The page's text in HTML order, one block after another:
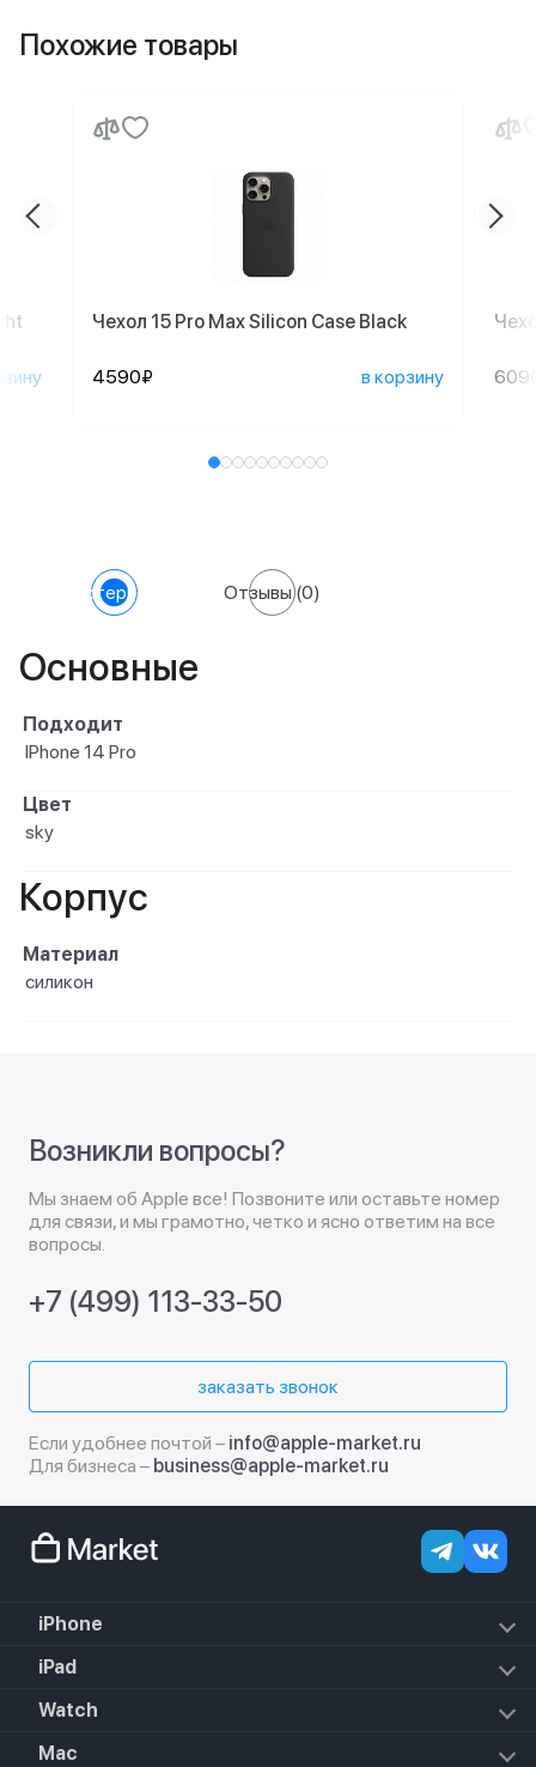
Похожие товары
Чехол 15 Pro Max Silicon Case Black
4590₽ в корзину
Характеристики Отзывы(0)
Основные
Подходит
IPhone 14 Pro
Цвет
sky
Корпус
Материал
силикон
Возникли вопросы?
Мы знаем об Apple все! Позвоните или оставьте номер
для связи, и мы грамотно, четко и ясно ответим на все
вопросы.
+7 (499) 113-33-50
заказать звонок
Если удобнее почтой – info@apple-market.ru
Для бизнеса – business@apple-market.ru
iPhone
iPhone 18 Pro Max
iPhone 18
iPhone 17 Pro Max
iPad
iPad Air (2022)
iPad 10.2 (2021)
Watch
Apple Watch Hermes Series 11
Mac